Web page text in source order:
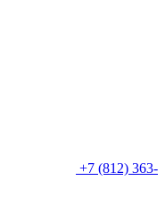
+7 (812) 363-